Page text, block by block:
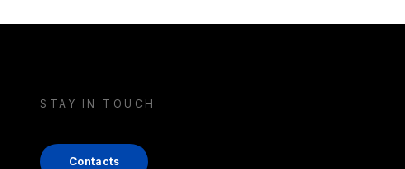
STAY IN TOUCH
Contacts